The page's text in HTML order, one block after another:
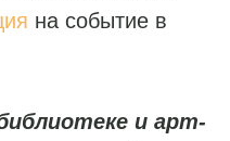
на событие в
и арт-